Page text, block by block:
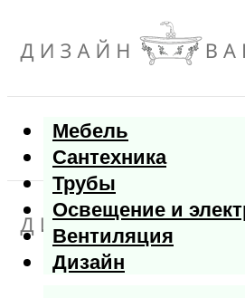
Мебель
Сантехника
Трубы
Освещение и
Вентиляция
Дизайн